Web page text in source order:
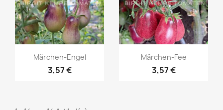
Vorschau
Märchen-Engel
3,57 €
Vorschau
Märchen-Fee
3,57 €